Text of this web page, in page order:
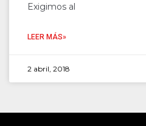
Exigimos al
LEER MÁS»
2 abril, 2018